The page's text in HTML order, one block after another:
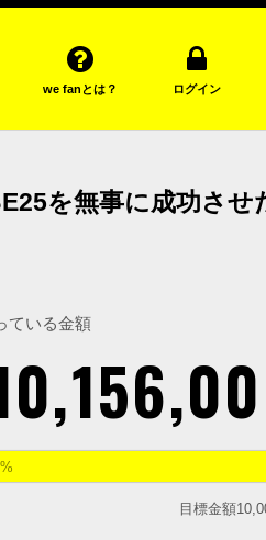
we fanとは？ ログイン
を無事に成功させ
ている金額
目標金額